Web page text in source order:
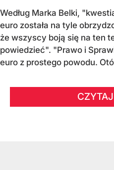
Według Marka Belki,
euro została na tyle
że wszyscy boją się na ten
powiedzieć". "Prawo i
euro z prostego powodu.